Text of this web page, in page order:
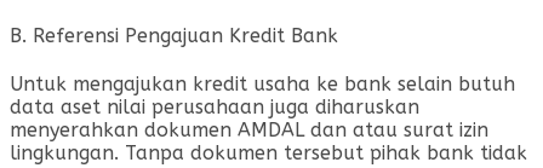
B. Referensi Pengajuan Kredit Bank
Untuk mengajukan kredit usaha ke bank selain butuh
data aset nilai perusahaan juga diharuskan
menyerahkan dokumen AMDAL dan atau surat izin
lingkungan. Tanpa dokumen tersebut pihak bank tidak